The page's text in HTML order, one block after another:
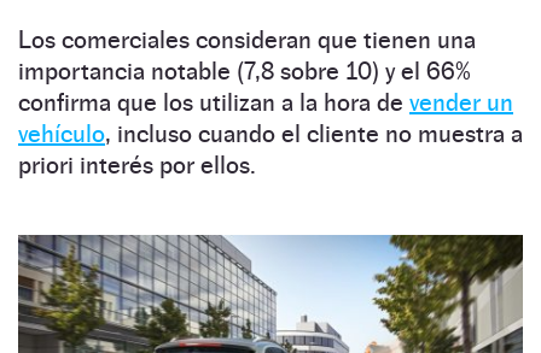
Los comerciales consideran que tienen una
importancia notable (7,8 sobre 10) y el 66%
confirma que los utilizan a la hora de vender un
vehículo, incluso cuando el cliente no muestra a
priori interés por ellos.